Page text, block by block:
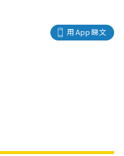
用 App 睇文